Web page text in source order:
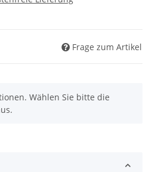
Frage zum Artikel
Wählen Sie bitte die